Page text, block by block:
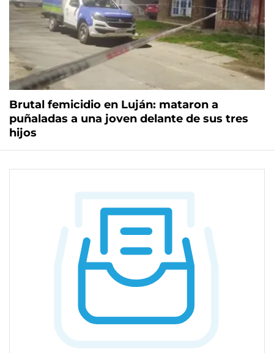
Brutal femicidio en Luján: mataron a
puñaladas a una joven delante de sus tres
hijos